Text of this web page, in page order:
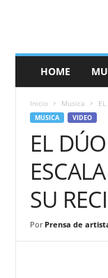
a
HOME
Inicio Musica
MUSICA VIDEO
EL
SU
Por Prensa de